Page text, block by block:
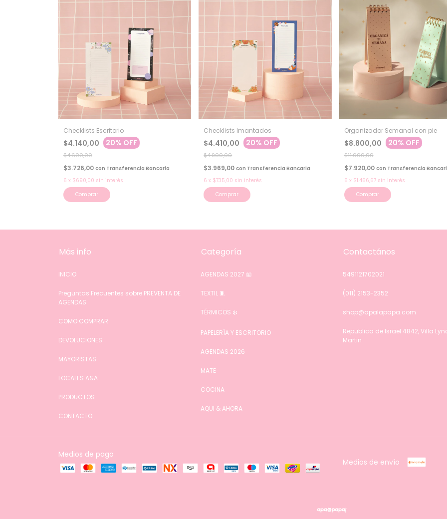
Checklists Escritorio
$4.140,00 20% OFF
$4.600,00
$3.726,00 con Transferencia Bancaria
6 x $690,00 sin interés
Comprar
Checklists Imantados
$4.410,00 20% OFF
$4.900,00
$3.969,00con Transferencia Bancaria
6 x $735,00 sin interés
Comprar
Organizador Semanal con pie
$8.800,00 20% OFF
$11.000,00
$7.920,00 con Transferencia
6 x $1.466,67 sin interés
Comprar
Más info
INICIO
Preguntas Frecuentes sobre PREVENTA DE
AGENDAS
COMO COMPRAR
DEVOLUCIONES
MAYORISTAS
LOCALES A&A
PRODUCTOS
CONTACTO
Categoría
AGENDAS 2027 📖
TEXTIL 🧵
TÉRMICOS ❄️
PAPELERÍA Y ESCRITORIO
AGENDAS 2026
MATE
COCINA
AQUI & AHORA
Contactános
5491121702021
(011) 2153-2352
shop@apalapapa.com
Republica de Israel 4842, Villa
Martin
Medios de pago
Medios de envío